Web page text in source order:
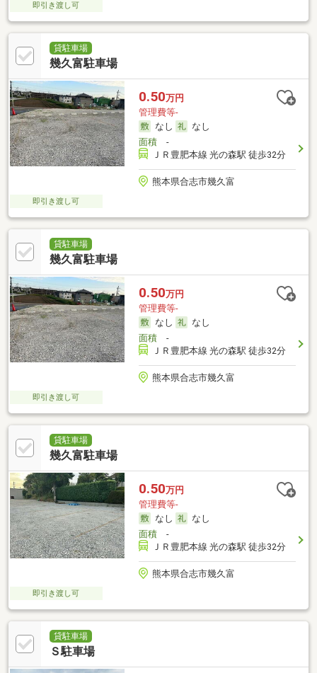
即引き渡し可
貸駐車場
幾久富駐車場
0.50万円
管理費等-
なし
なし
面積-
ＪＲ豊肥本線 光の森駅 徒歩32分
熊本県合志市幾久富
即引き渡し可
貸駐車場
幾久富駐車場
0.50万円
管理費等-
なし
なし
面積-
ＪＲ豊肥本線 光の森駅 徒歩32分
熊本県合志市幾久富
即引き渡し可
貸駐車場
幾久富駐車場
0.50万円
管理費等-
なし
なし
面積-
ＪＲ豊肥本線 光の森駅 徒歩32分
熊本県合志市幾久富
即引き渡し可
貸駐車場
Ｓ駐車場